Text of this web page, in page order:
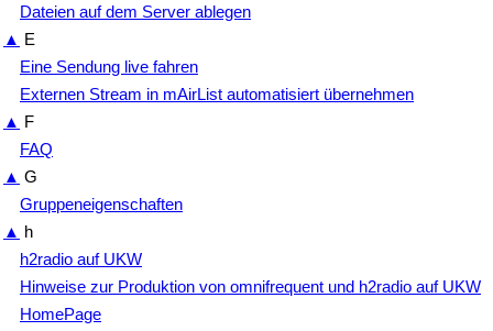
Dateien auf dem Server ablegen
▲ E
Eine Sendung live fahren
Externen Stream in mAirList automatisiert übernehmen
▲ F
FAQ
▲ G
Gruppeneigenschaften
▲ h
h2radio auf UKW
Hinweise zur Produktion von omnifrequent und h2radio auf UKW
HomePage